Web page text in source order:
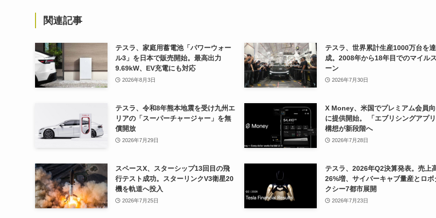
関連記事
テスラ、家庭用蓄電池「パワーウォー
ル3」を日本で販売開始。最高出力
9.69kW、EV充電にも対応
2026年8月3日
テスラ、世界累計生産1000万台を達
成。2008年から18年目でのマイル
ーン
2026年7月30日
テスラ、令和8年熊本地震を受け九州エ
リアの「スーパーチャージャー」を無
償開放
2026年7月29日
X Money、米国でプレミアム会員
に提供開始。 「エブリシングアプリ
構想が新段階へ
2026年7月28日
スペースX、スターシップ13回目の飛
行テスト成功。スターリンクV3衛星20
機を軌道へ投入
2026年7月25日
テスラ、2026年Q2決算発表。売上
26%増、サイバーキャブ量産とロボ
クシー7都市展開
2026年7月23日